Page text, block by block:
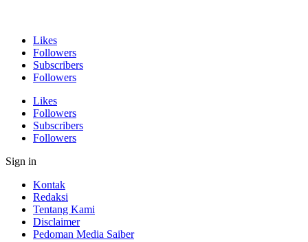
Likes
Followers
Subscribers
Followers
Likes
Followers
Subscribers
Followers
Sign in
Kontak
Redaksi
Tentang Kami
Disclaimer
Pedoman Media Saiber